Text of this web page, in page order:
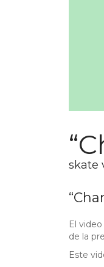
skate
El
de la
Este